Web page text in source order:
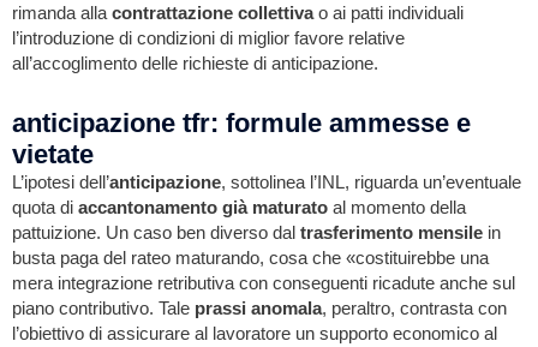
rimanda allacontrattazione collettivao ai patti individuali
l’introduzione di condizioni di miglior favore relative
all’accoglimento delle richieste di anticipazione.
anticipazione tfr: formule ammesse e
vietate
L’ipotesi dell’anticipazione, sottolinea l’INL, riguarda un’eventuale
quota di accantonamento già maturato al momento della
pattuizione. Un caso ben diverso dal trasferimento mensile in
busta paga del rateo maturando, cosa che «costituirebbe una
mera integrazione retributiva con conseguenti ricadute anche sul
piano contributivo. Tale prassi anomala, peraltro, contrasta con
l’obiettivo di assicurare al lavoratore un supporto economico al